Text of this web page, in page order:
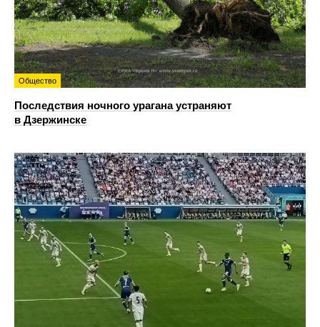
Общество
Последствия ночного урагана устраняют
в Дзержинске